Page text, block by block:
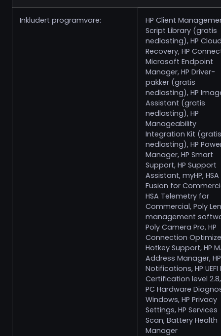
Inkludert programvare:
HP Client
Script Library (gratis
nedlasting), HP
Recovery, HP
Microsoft Endpoint
Manager, HP Driver-
pakker (gratis
nedlasting), HP
Assistant (gratis
nedlasting), HP
Manageability
Integration Kit (gratis
nedlasting), HP
Manager, HP Smart
Support, HP Support
Assistant, myHP, HSA
Fusion for
HSA Telemetry for
Commercial, Poly
management
Poly Camera Pro, HP
Connection
Hotkey Support, HP
Address Manager, HP
Notifications, HP UEFI
Certification level 2.8,
PC Hardware
Windows, HP Privacy
Settings, HP Services
Scan, Battery Health
Manager